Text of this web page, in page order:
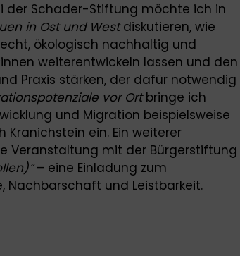
der Schader-Stiftung möchte ich in
in Ost und Westdiskutieren, wie
ökologisch nachhaltig und
weiterentwickeln lassen und den
Praxis stärken, der dafür notwendig
vor Ortbringe ich
und Migration beispielsweise
ein. Ein weiterer
Veranstaltung mit der Bürgerstiftung
– eine Einladung zum
Nachbarschaft und Leistbarkeit.